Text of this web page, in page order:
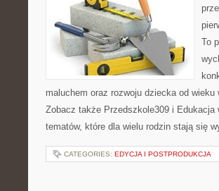
To
maluchem oraz rozwoju dziecka od
Zobacz także Przedszkole309 i
tematów, które dla wielu rodzin stają się
CATEGORIES: EDYCJA I POSTPRODUKCJA